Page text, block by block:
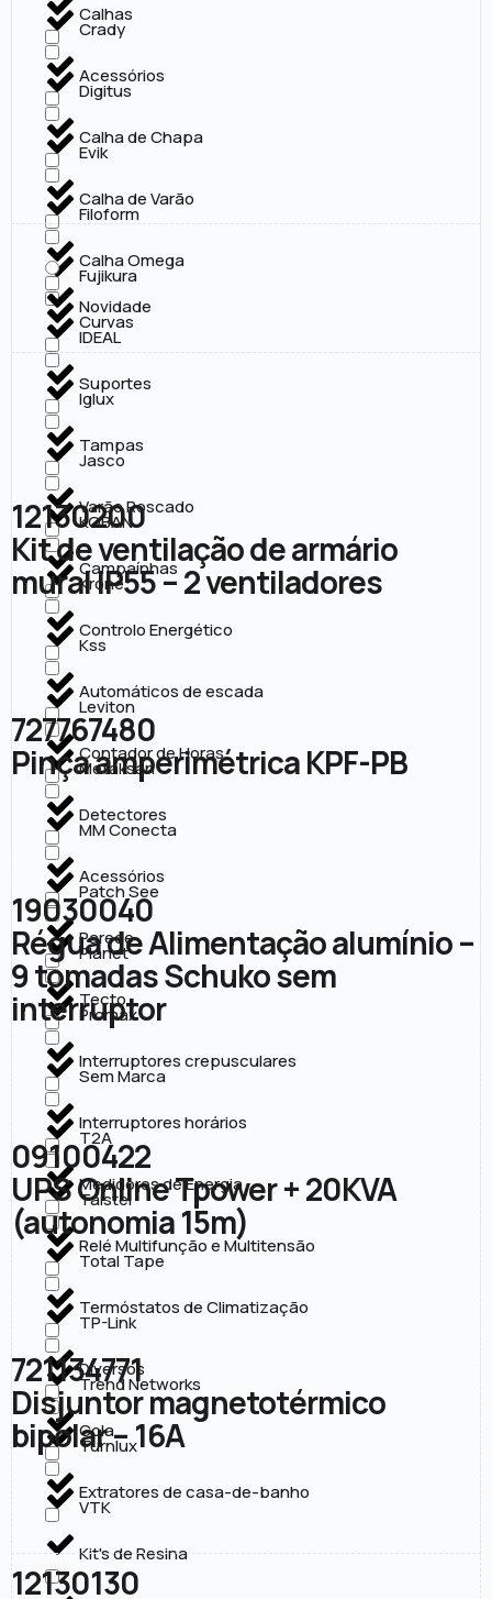
Calhas
Acessórios
Calha de Chapa
Calha de Varão
Calha Omega
Curvas
Suportes
Tampas
Varão Roscado
Campaínhas
Controlo Energético
Automáticos de escada
Contador de Horas
Detectores
Acessórios
Parede
Tecto
Interruptores crepusculares
Interruptores horários
Medidores de Energia
Relé Multifunção e Multitensão
Termóstatos de Climatização
Diversos
Cola
Extratores de casa-de-banho
Kit's de Resina
Crady
Digitus
Evik
Filoform
Fujikura
IDEAL
Iglux
Jasco
KOBAN
Krone
Kss
Leviton
Metaksan
MM Conecta
Patch See
Planet
Promax
Sem Marca
T2A
Taistel
Total Tape
TP-Link
Trend Networks
Turnlux
VTK
Novidade
12130200
Kit de ventilação de armário
mural IP55 – 2 ventiladores
727767480
Pinça amperimétrica KPF-PB
19030040
Régua de Alimentação alumínio –
9 tomadas Schuko sem
interruptor
09100422
UPS Online Tpower + 20KVA
(autonomia 15m)
721134771
Disjuntor magnetotérmico
bipolar – 16A
12130130